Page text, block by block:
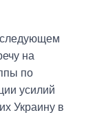
на
по
усилий
Украину в